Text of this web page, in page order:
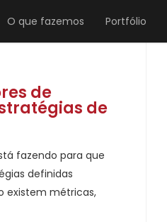
O que fazemos Portfólio
de
de
fazendo para que
definidas
existem métricas,